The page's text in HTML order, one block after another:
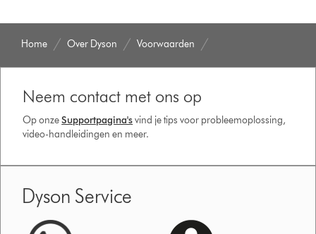
Home Over Dyson Voorwaarden
Neem contact met ons op
Op onzeSupportpagina'svind je tips voor probleemoplossing,
video-handleidingen en meer.
Dyson Service